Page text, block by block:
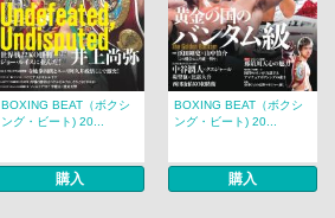
BOXING BEAT（ボクシ
ング・ビート) 20...
購入
BOXING BEAT（ボクシ
ング・ビート) 20...
購入